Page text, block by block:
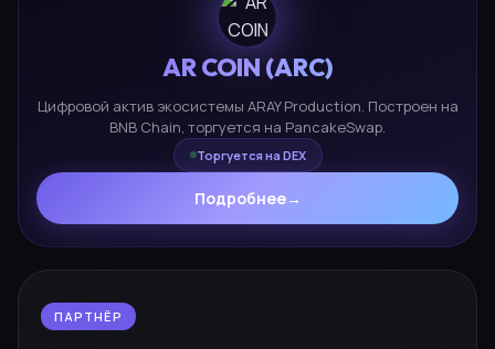
AR COIN (ARC)
Цифровой актив экосистемы ARAY Production. Построен на
BNB Chain, торгуется на PancakeSwap.
Торгуется на DEX
Подробнее→
ПАРТНЁР